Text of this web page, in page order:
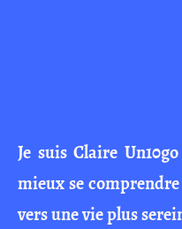
Je suis Claire
mieux se
vers une vie plus